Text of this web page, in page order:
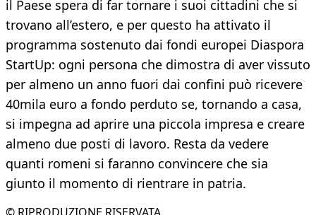
il Paese spera di far tornare i suoi cittadini che si
trovano all’estero, e per questo ha attivato il
programma sostenuto dai fondi europei Diaspora
StartUp: ogni persona che dimostra di aver vissuto
per almeno un anno fuori dai confini può ricevere
40mila euro a fondo perduto se, tornando a casa,
si impegna ad aprire una piccola impresa e creare
almeno due posti di lavoro. Resta da vedere
quanti romeni si faranno convincere che sia
giunto il momento di rientrare in patria.